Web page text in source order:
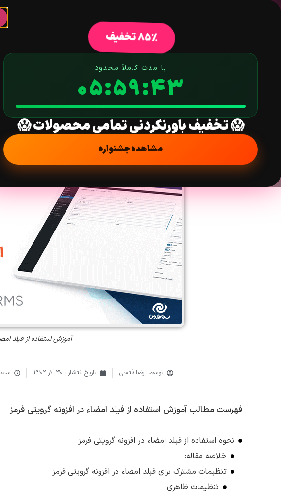
85% تخفیف
با مدت کاملاً محدود
05:59:42
😱 تخفیف باورنکردنی تمامی محصولات 😱
مشاهده جشنواره
افزونه وردپرس
آموزش استفاده از فیلد
خانه/آموزش/ آموزش استفاده از
آموزش استفاده از فیلد
توسط : رضا فتحی تاریخ انتشار : 30 آذر 1402
فهرست مطالب آموزش استفاده از فیلد امضاء در افزونه گرویتی فرمز
نحوه استفاده از فیلد امضاء در افزونه گرویتی فرمز
خلاصه مقاله:
تنظیمات مشترک برای فیلد امضاء در افزونه گرویتی فرمز
تنظیمات ظاهری